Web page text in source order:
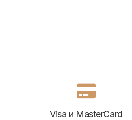
Visa и MasterCard